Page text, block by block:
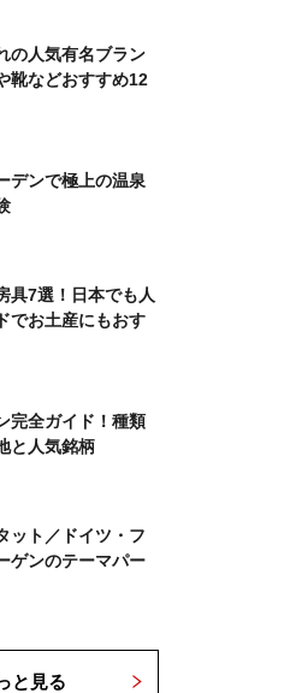
の人気有名ブラン
靴などおすすめ12
デンで極上の温泉
具7選！日本でも人
でお土産にもおす
完全ガイド！種類
と人気銘柄
ット／ドイツ・フ
ゲンのテーマパー
と見る